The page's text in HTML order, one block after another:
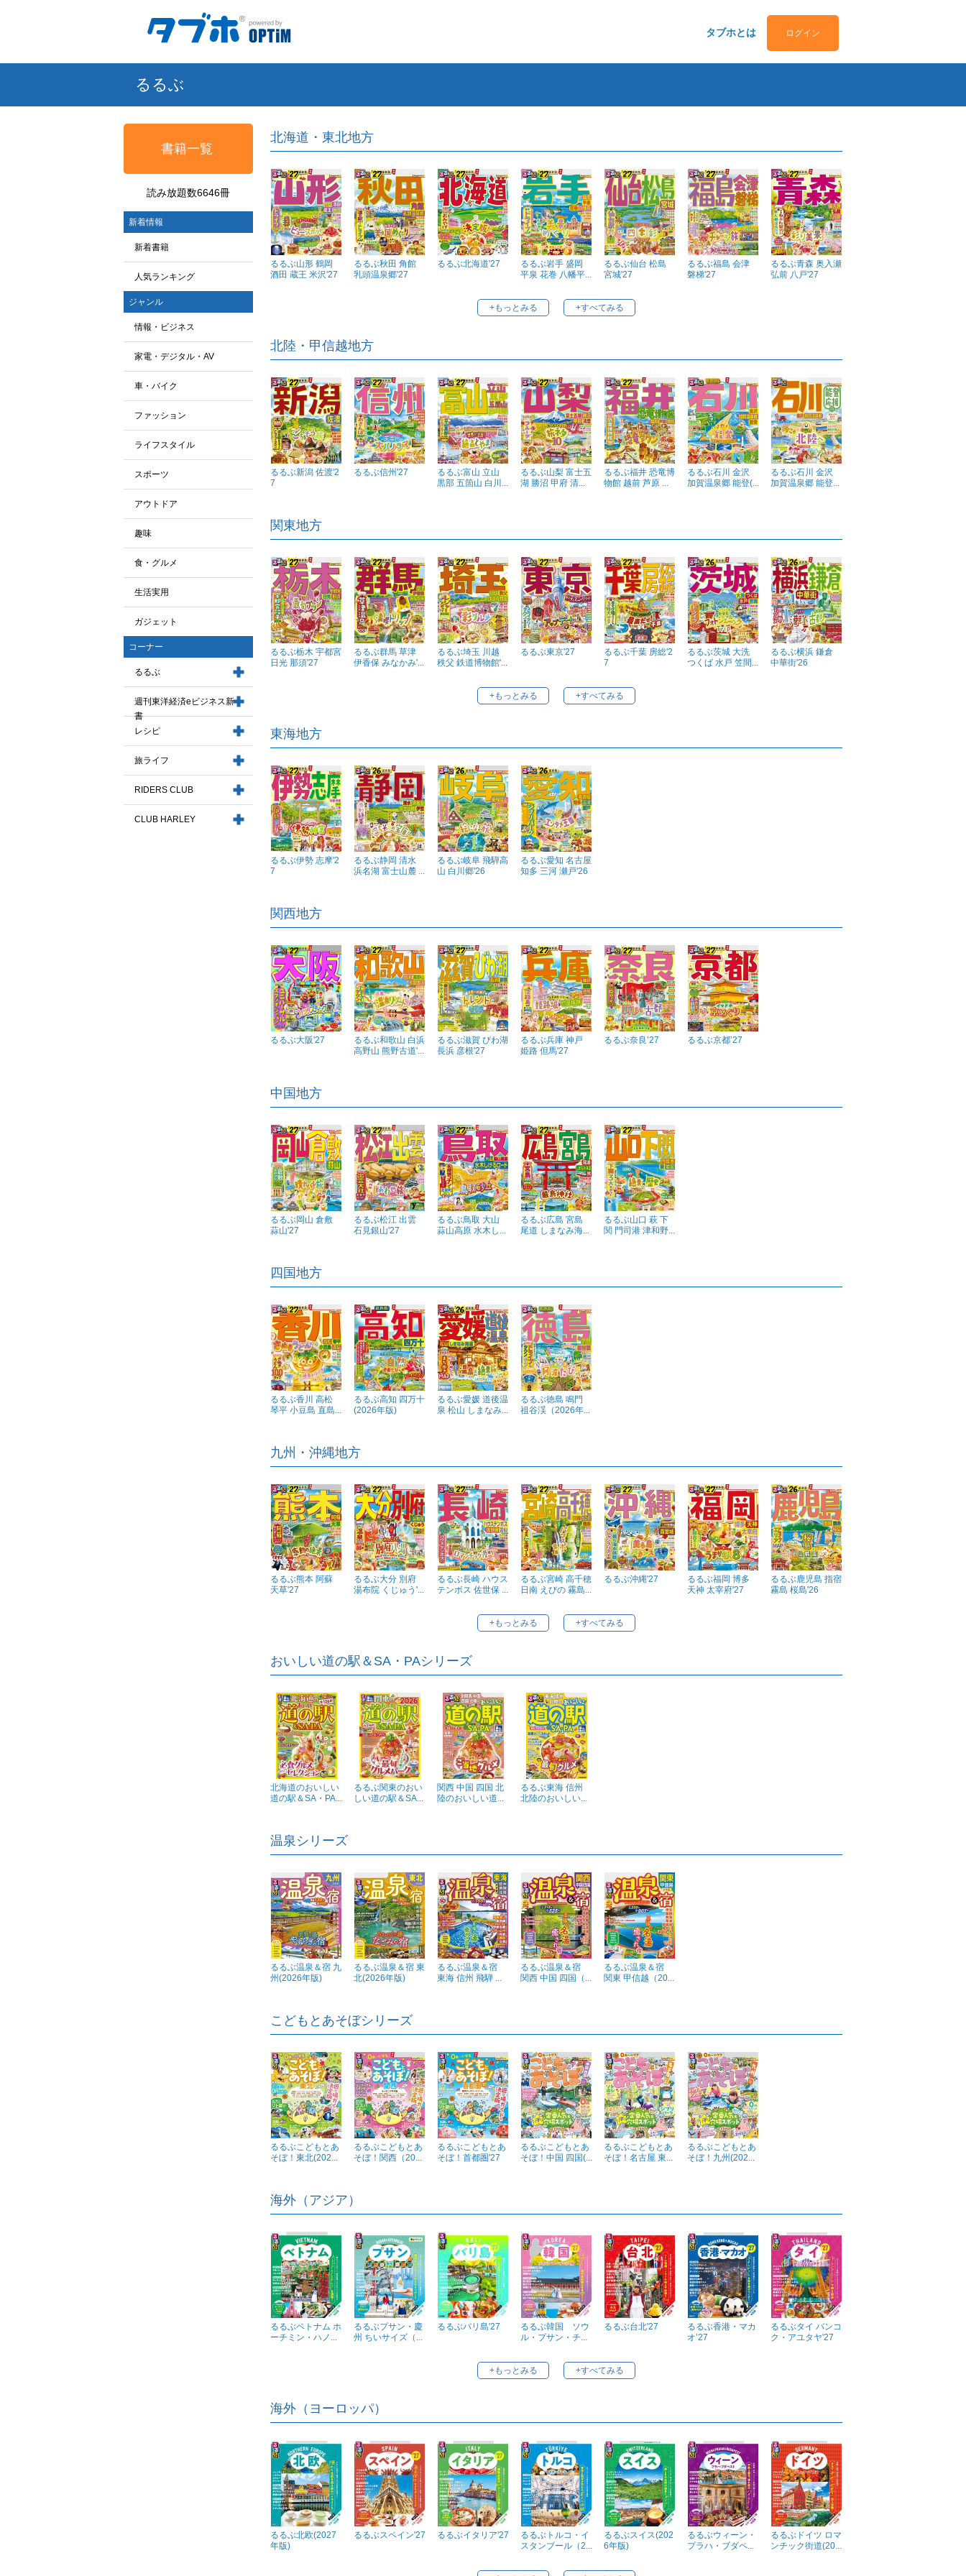
タブホとは ログイン
るるぶ
書籍一覧
読み放題数6646冊
新着情報
新着書籍
人気ランキング
ジャンル
情報・ビジネス
家電・デジタル・AV
車・バイク
ファッション
ライフスタイル
スポーツ
アウトドア
趣味
食・グルメ
生活実用
ガジェット
コーナー
るるぶ
週刊東洋経済eビジネス新
書
レシピ
旅ライフ
RIDERS CLUB
CLUB HARLEY
北海道・東北地方
るるぶ山形 鶴岡
酒田 蔵王 米沢'27
るるぶ秋田 角館
乳頭温泉郷'27
るるぶ北海道'27
るるぶ岩手 盛岡
平泉 花巻 八幡平...
るるぶ仙台 松島
宮城'27
るるぶ福島 会津
磐梯'27
るるぶ青森 奥入瀬
弘前 八戸'27
+もっとみる +すべてみる
北陸・甲信越地方
るるぶ新潟 佐渡'2
7
るるぶ信州'27
るるぶ富山 立山
黒部 五箇山 白川...
るるぶ山梨 富士五
湖 勝沼 甲府 清...
るるぶ福井 恐竜博
物館 越前 芦原 ...
るるぶ石川 金沢
加賀温泉郷 能登(...
るるぶ石川 金沢
加賀温泉郷 能登...
関東地方
るるぶ栃木 宇都宮
日光 那須'27
るるぶ群馬 草津
伊香保 みなかみ'...
るるぶ埼玉 川越
秩父 鉄道博物館'...
るるぶ東京'27
るるぶ千葉 房総'2
7
るるぶ茨城 大洗
つくば 水戸 笠間...
るるぶ横浜 鎌倉
中華街'26
+もっとみる +すべてみる
東海地方
るるぶ伊勢 志摩'2
7
るるぶ静岡 清水
浜名湖 富士山麓 ...
るるぶ岐阜 飛騨高
山 白川郷'26
るるぶ愛知 名古屋
知多 三河 瀬戸'26
関西地方
るるぶ大阪'27
るるぶ和歌山 白浜
高野山 熊野古道'...
るるぶ滋賀 びわ湖
長浜 彦根'27
るるぶ兵庫 神戸
姫路 但馬'27
るるぶ奈良’27 るるぶ京都’27
中国地方
るるぶ岡山 倉敷
蒜山'27
るるぶ松江 出雲
石見銀山'27
るるぶ鳥取 大山
蒜山高原 水木し...
るるぶ広島 宮島
尾道 しまなみ海...
るるぶ山口 萩 下
関 門司港 津和野...
四国地方
るるぶ香川 高松
琴平 小豆島 直島...
るるぶ高知 四万十
(2026年版)
るるぶ愛媛 道後温
泉 松山 しまなみ...
るるぶ徳島 鳴門
祖谷渓（2026年...
九州・沖縄地方
るるぶ熊本 阿蘇
天草'27
るるぶ大分 別府
湯布院 くじゅう'...
るるぶ長崎 ハウス
テンボス 佐世保 ...
るるぶ宮崎 高千穂
日南 えびの 霧島...
るるぶ沖縄'27
るるぶ福岡 博多
天神 太宰府'27
るるぶ鹿児島 指宿
霧島 桜島'26
+もっとみる +すべてみる
おいしい道の駅＆SA・PAシリーズ
北海道のおいしい
道の駅＆SA・PA...
るるぶ関東のおい
しい道の駅＆SA...
関西 中国 四国 北
陸のおいしい道...
るるぶ東海 信州
北陸のおいしい...
温泉シリーズ
るるぶ温泉＆宿 九
州(2026年版)
るるぶ温泉＆宿 東
北(2026年版)
るるぶ温泉＆宿
東海 信州 飛騨 ...
るるぶ温泉＆宿
関西 中国 四国（...
るるぶ温泉＆宿
関東 甲信越（20...
こどもとあそぼシリーズ
るるぶこどもとあ
そぼ！東北(202...
るるぶこどもとあ
そぼ！関西（20...
るるぶこどもとあ
そぼ！首都圏'27
るるぶこどもとあ
そぼ！中国 四国(...
るるぶこどもとあ
そぼ！名古屋 東...
るるぶこどもとあ
そぼ！九州(202...
海外（アジア）
るるぶベトナム ホ
ーチミン・ハノ...
るるぶプサン・慶
州 ちいサイズ（...
るるぶバリ島'27
るるぶ韓国 ソウ
ル・プサン・チ...
るるぶ台北'27
るるぶ香港・マカ
オ’27
るるぶタイ バンコ
ク・アユタヤ'27
+もっとみる +すべてみる
海外（ヨーロッパ）
るるぶ北欧(2027
年版)
るるぶスペイン'27 るるぶイタリア'27
るるぶトルコ・イ
スタンブール（2...
るるぶスイス(202
6年版)
るるぶウィーン・
プラハ・ブダペ...
るるぶドイツ ロマ
ンチック街道(20...